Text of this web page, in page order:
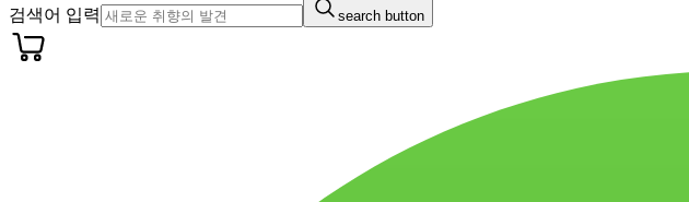
검색어 입력 search button